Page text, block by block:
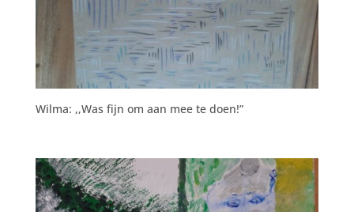
Wilma: ,,Was fijn om aan mee te doen!”